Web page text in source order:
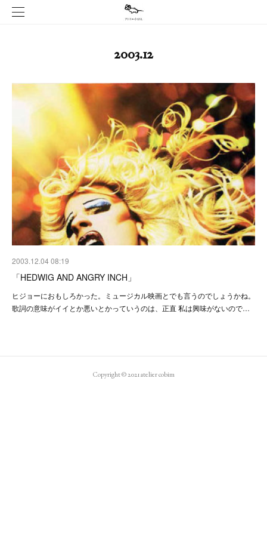
2003.12
2003.12.04 08:19
「HEDWIG AND ANGRY INCH」
ヒジョーにおもしろかった。ミュージカル映画とでも言うのでしょうかね。
歌詞の意味がイイとか悪いとかっていうのは、正直 私は興味がないので…
Copyright © 2021 atelier cobim